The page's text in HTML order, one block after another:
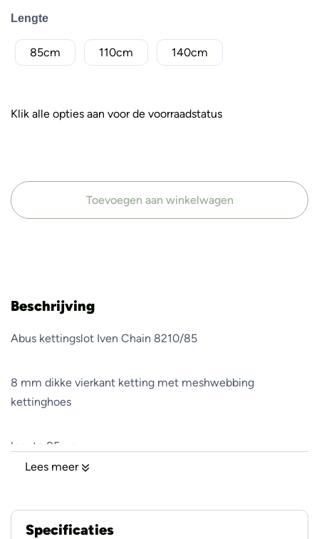
Lengte
85cm 110cm 140cm
Klik alle opties aan voor de voorraadstatus
Toevoegen aan winkelwagen
Beschrijving
Abus kettingslot Iven Chain 8210/85
8 mm dikke vierkant ketting met meshwebbing
kettinghoes
lengte 85cm.
Lees meer
Specificaties